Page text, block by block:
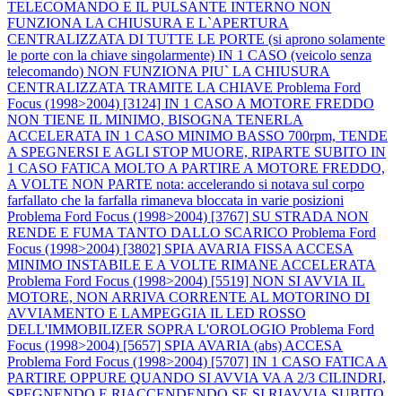
TELECOMANDO E IL PULSANTE INTERNO NON
FUNZIONA LA CHIUSURA E L`APERTURA
CENTRALIZZATA DI TUTTE LE PORTE (si aprono solamente
le porte con la chiave singolarmente) IN 1 CASO (veicolo senza
telecomando) NON FUNZIONA PIU` LA CHIUSURA
CENTRALIZZATA TRAMITE LA CHIAVE Problema Ford
Focus (1998>2004) [3124] IN 1 CASO A MOTORE FREDDO
NON TIENE IL MINIMO, BISOGNA TENERLA
ACCELERATA IN 1 CASO MINIMO BASSO 700rpm, TENDE
A SPEGNERSI E AGLI STOP MUORE, RIPARTE SUBITO IN
1 CASO FATICA MOLTO A PARTIRE A MOTORE FREDDO,
A VOLTE NON PARTE nota: accelerando si notava sul corpo
farfallato che la farfalla rimaneva bloccata in varie posizioni
Problema Ford Focus (1998>2004) [3767] SU STRADA NON
RENDE E FUMA TANTO DALLO SCARICO Problema Ford
Focus (1998>2004) [3802] SPIA AVARIA FISSA ACCESA
MINIMO INSTABILE E A VOLTE RIMANE ACCELERATA
Problema Ford Focus (1998>2004) [5519] NON SI AVVIA IL
MOTORE, NON ARRIVA CORRENTE AL MOTORINO DI
AVVIAMENTO E LAMPEGGIA IL LED ROSSO
DELL'IMMOBILIZER SOPRA L'OROLOGIO Problema Ford
Focus (1998>2004) [5657] SPIA AVARIA (abs) ACCESA
Problema Ford Focus (1998>2004) [5707] IN 1 CASO FATICA A
PARTIRE OPPURE QUANDO SI AVVIA VA A 2/3 CILINDRI,